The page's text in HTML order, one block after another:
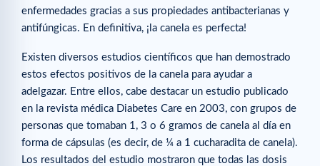
enfermedades gracias a sus propiedades antibacterianas y
antifúngicas. En definitiva, ¡la canela es perfecta!
Existen diversos estudios científicos que han demostrado
estos efectos positivos de la canela para ayudar a
adelgazar. Entre ellos, cabe destacar un estudio publicado
en la revista médica Diabetes Care en 2003, con grupos de
personas que tomaban 1, 3 o 6 gramos de canela al día en
forma de cápsulas (es decir, de ¼ a 1 cucharadita de canela).
Los resultados del estudio mostraron que todas las dosis